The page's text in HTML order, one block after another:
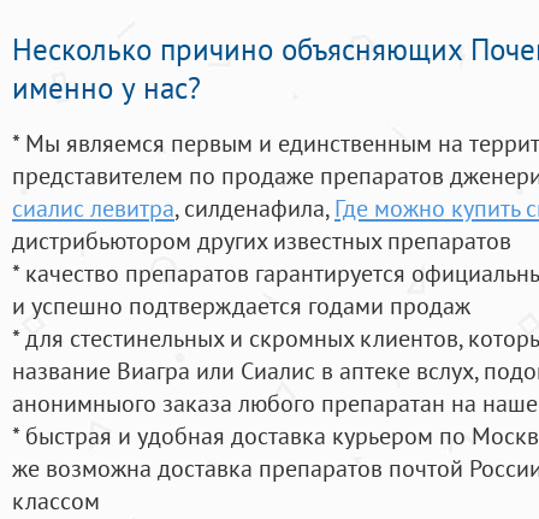
Несколько причино объясняющих
именно у нас?
* Мы являемся первым и единственным на
представителем по продаже препаратов
сиалис левитра, силденафила, Где можно купить
дистрибьютором других известных препаратов
* качество препаратов гарантируется
и успешно подтверждается годами продаж
* для стестинельных и скромных клиентов,
название Виагра или Сиалис в аптеке вслух,
анонимныого заказа любого препаратан на
* быстрая и удобная доставка курьером по
же возможна доставка препаратов почтой
классом